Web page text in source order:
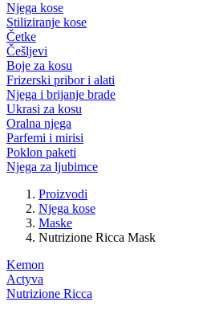
Njega kose
Stiliziranje kose
Četke
Češljevi
Boje za kosu
Frizerski pribor i alati
Njega i brijanje brade
Ukrasi za kosu
Oralna njega
Parfemi i mirisi
Poklon paketi
Njega za ljubimce
Proizvodi
Njega kose
Maske
Nutrizione Ricca Mask
Kemon
Actyva
Nutrizione Ricca